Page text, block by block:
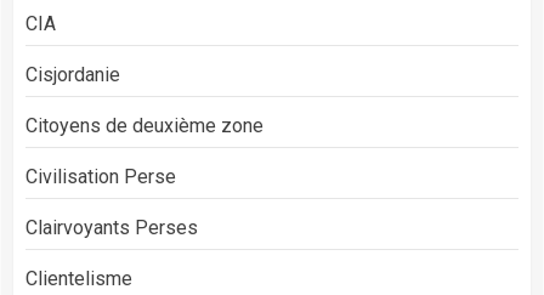
CIA
Cisjordanie
Citoyens de deuxième zone
Civilisation Perse
Clairvoyants Perses
Clientelisme